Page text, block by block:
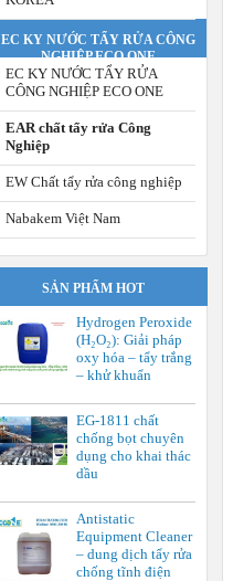
EC KY NƯỚC TẨY RỬA CÔNG
NGHIỆP ECO ONE
EC KY NƯỚC TẨY RỬA
CÔNG NGHIỆP ECO ONE
EAR chất tẩy rửa Công
Nghiệp
EW Chất tẩy rửa công nghiệp
Nabakem Việt Nam
SẢN PHẨM HOT
Hydrogen Peroxide
(H₂O₂): Giải pháp
oxy hóa – tẩy trắng
– khử khuẩn
EG-1811 chất
chống bọt chuyên
dụng cho khai thác
dầu
Antistatic
Equipment Cleaner
– dung dịch tẩy rửa
chống tĩnh điện